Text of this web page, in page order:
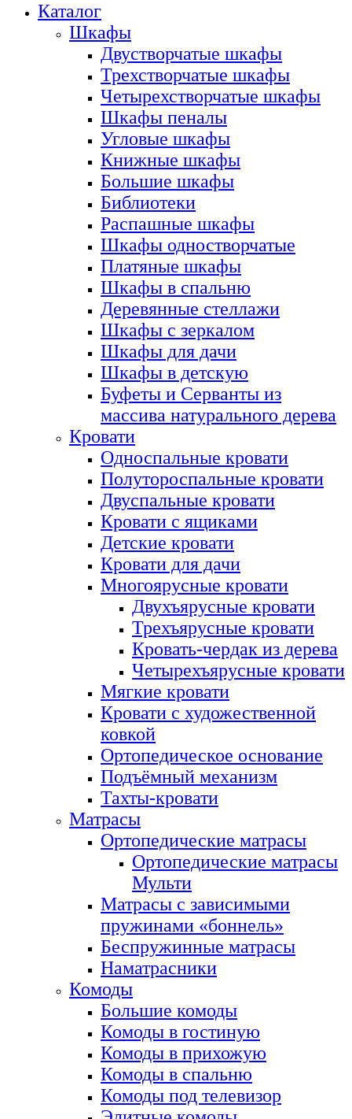
Каталог
Шкафы
Двустворчатые шкафы
Трехстворчатые шкафы
Четырехстворчатые шкафы
Шкафы пеналы
Угловые шкафы
Книжные шкафы
Большие шкафы
Библиотеки
Распашные шкафы
Шкафы одностворчатые
Платяные шкафы
Шкафы в спальню
Деревянные стеллажи
Шкафы с зеркалом
Шкафы для дачи
Шкафы в детскую
Буфеты и Серванты из
массива натурального дерева
Кровати
Односпальные кровати
Полутороспальные кровати
Двуспальные кровати
Кровати с ящиками
Детские кровати
Кровати для дачи
Многоярусные кровати
Двухъярусные кровати
Трехъярусные кровати
Кровать-чердак из дерева
Четырехъярусные кровати
Мягкие кровати
Кровати с художественной
ковкой
Ортопедическое основание
Подъёмный механизм
Тахты-кровати
Матрасы
Ортопедические матрасы
Ортопедические матрасы
Мульти
Матрасы с зависимыми
пружинами «боннель»
Беспружинные матрасы
Наматрасники
Комоды
Большие комоды
Комоды в гостиную
Комоды в прихожую
Комоды в спальню
Комоды под телевизор